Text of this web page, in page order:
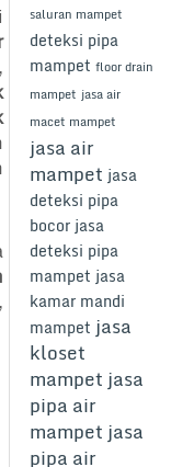
,
saluran mampet
deteksi pipa
mampet floor drain
mampet jasa air
macet mampet
jasa air
mampet jasa
deteksi pipa
bocor jasa
deteksi pipa
mampet jasa
kamar mandi
mampet jasa
kloset
mampet jasa
pipa air
mampet jasa
pipa air